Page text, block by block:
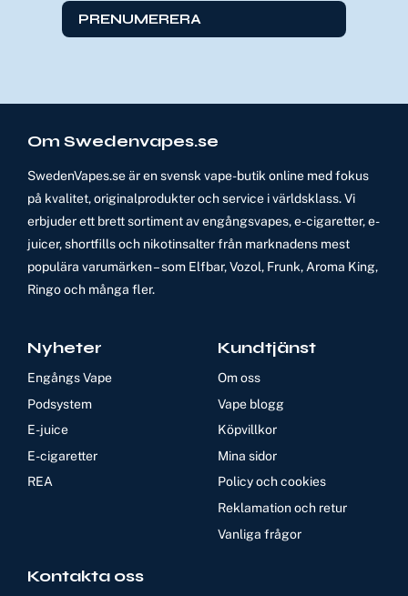
PRENUMERERA
Om Swedenvapes.se
SwedenVapes.se är en svensk vape-butik online med fokus
på kvalitet, originalprodukter och service i världsklass. Vi
erbjuder ett brett sortiment av engångsvapes, e-cigaretter, e-
juicer, shortfills och nikotinsalter från marknadens mest
populära varumärken – som Elfbar, Vozol, Frunk, Aroma King,
Ringo och många fler.
Nyheter
Engångs Vape
Podsystem
E-juice
E-cigaretter
REA
Kundtjänst
Om oss
Vape blogg
Köpvillkor
Mina sidor
Policy och cookies
Reklamation och retur
Vanliga frågor
Kontakta oss